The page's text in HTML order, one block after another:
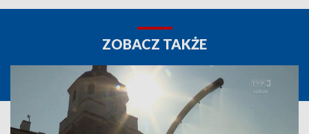
ZOBACZ TAKŻE